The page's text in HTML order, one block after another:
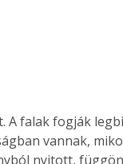
vannak,
nyitott,